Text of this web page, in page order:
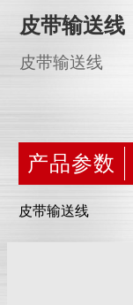
皮带输送线
皮带输送线
产品参数
皮带输送线